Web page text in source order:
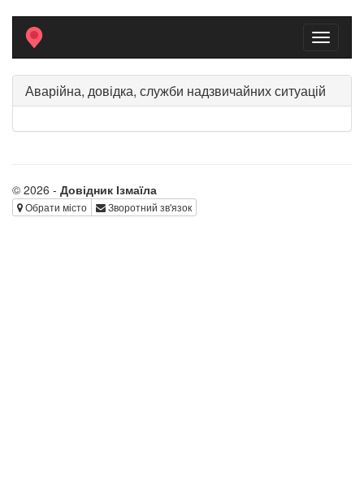
Toggle
Аварійна, довідка, служби надзвичайних ситуацій
© 2026 - Довідник Ізмаїла
Обрати місто Зворотний зв'язок